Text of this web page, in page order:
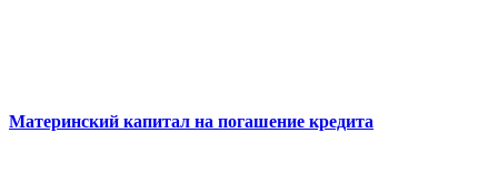
Материнский капитал на погашение кредита